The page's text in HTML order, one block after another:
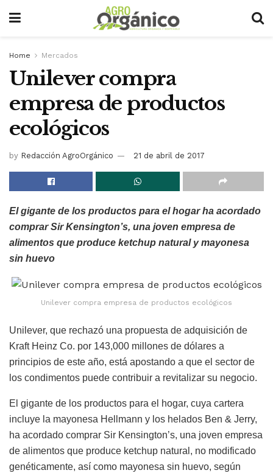
Home Mercados
Unilever compra
empresa de productos
ecológicos
by Redacción AgroOrgánico 21 de abril de 2017
El gigante de los productos para el hogar ha acordado
comprar Sir Kensington’s, una joven empresa de
alimentos que produce ketchup natural y mayonesa
sin huevo
Unilever compra empresa de productos ecológicos
Unilever, que rechazó una propuesta de adquisición de
Kraft Heinz Co. por 143,000 millones de dólares a
principios de este año, está apostando a que el sector de
los condimentos puede contribuir a revitalizar su negocio.
El gigante de los productos para el hogar, cuya cartera
incluye la mayonesa Hellmann y los helados Ben & Jerry,
ha acordado comprar Sir Kensington’s, una joven empresa
de alimentos que produce ketchup natural, no modificado
genéticamente, así como mayonesa sin huevo, según